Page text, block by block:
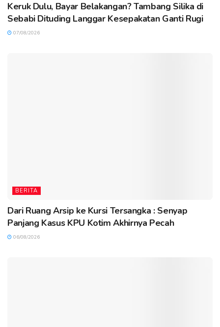
Keruk Dulu, Bayar Belakangan? Tambang Silika di
Sebabi Dituding Langgar Kesepakatan Ganti Rugi
07/08/2026
BERITA
Dari Ruang Arsip ke Kursi Tersangka : Senyap
Panjang Kasus KPU Kotim Akhirnya Pecah
06/08/2026